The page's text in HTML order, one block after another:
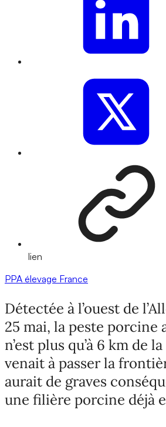
lien
PPA élevage France
Détectée à l’ouest de
25 mai, la peste porcine
n’est plus qu’à 6 km de
venait à passer la
aurait de graves
une filière porcine déjà